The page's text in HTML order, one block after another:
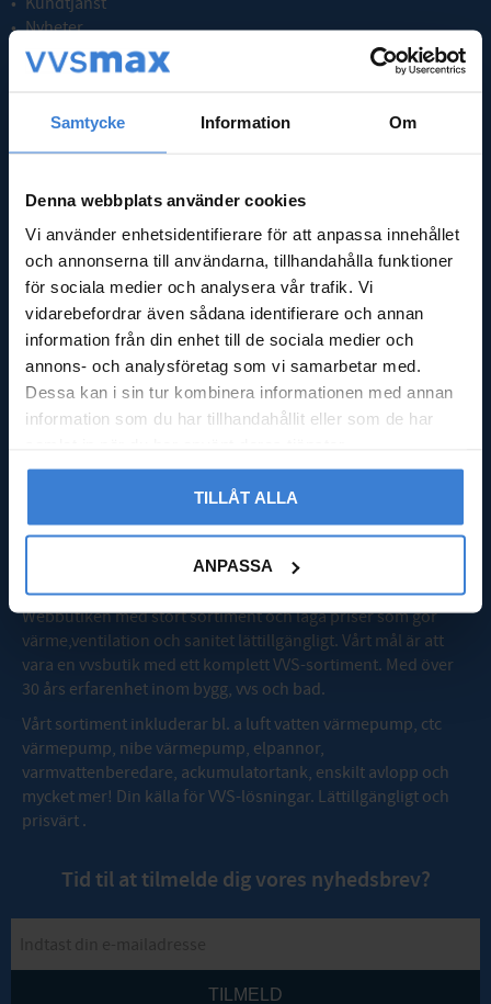
Samtycke Information Om
Denna webbplats använder cookies
Vi använder enhetsidentifierare för att anpassa innehållet
och annonserna till användarna, tillhandahålla funktioner
för sociala medier och analysera vår trafik. Vi
vidarebefordrar även sådana identifierare och annan
information från din enhet till de sociala medier och
annons- och analysföretag som vi samarbetar med.
Dessa kan i sin tur kombinera informationen med annan
information som du har tillhandahållit eller som de har
TILLÅT ALLA
ANPASSA
Nyheter
Kassa
Köpvillkor
Reklamation & retur
Nöjd med din beställning?
GODMOTTAGNING
Mån - Fre: 08:00 - 16:00
Lördag: Stängt
Söndag: Stängt
ADRESS
23591 Vellinge
Webbutiken med stort sortiment och låga priser som gör
värme,ventilation och sanitet lättillgängligt. Vårt mål är att
vara en vvsbutik med ett komplett VVS-sortiment. Med över
30 års erfarenhet inom bygg, vvs och bad.
Vårt sortiment inkluderar bl. a luft vatten värmepump, ctc
värmepump, nibe värmepump, elpannor,
varmvattenberedare, ackumulatortank, enskilt avlopp och
mycket mer! Din källa för VVS-lösningar. Lättillgängligt och
prisvärt .
Tid til at tilmelde dig vores nyhedsbrev?
TILMELD